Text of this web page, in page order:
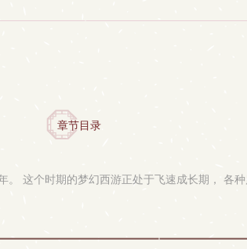
章节目录
。 这个时期的梦幻西游正处于飞速成长期，